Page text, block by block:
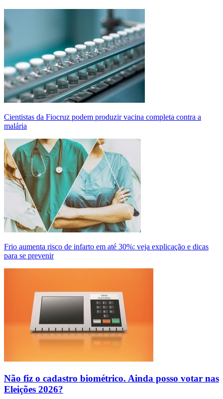
Cientistas da Fiocruz podem produzir vacina completa contra a
malária
Frio aumenta risco de infarto em até 30%: veja explicação e dicas
para se prevenir
Não fiz o cadastro biométrico. Ainda posso votar nas
Eleições 2026?